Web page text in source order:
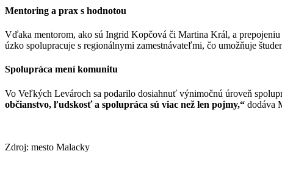
Mentoring a prax s hodnotou
Vďaka mentorom, ako sú Ingrid Kopčová či Martina Král, a
úzko spolupracuje s regionálnymi zamestnávateľmi, čo umožňuje
Spolupráca mení komunitu
Vo Veľkých Levároch sa podarilo dosiahnuť výnimočnú úroveň
občianstvo, ľudskosť a spolupráca sú viac než len pojmy,“ dodáva
Zdroj: mesto Malacky